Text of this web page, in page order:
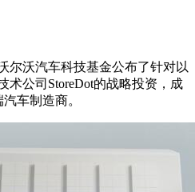
尔沃汽车科技基金公布了针对以
术公司StoreDot的战略投资，成
车制造商。